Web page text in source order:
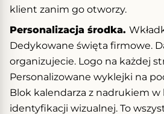
klient zanim go otworzy.
Personalizacja środka.
Dedykowane święta firmowe.
organizujecie. Logo na każdej
Personalizowane wyklejki na
Blok kalendarza z nadrukiem w
identyfikacji wizualnej. To